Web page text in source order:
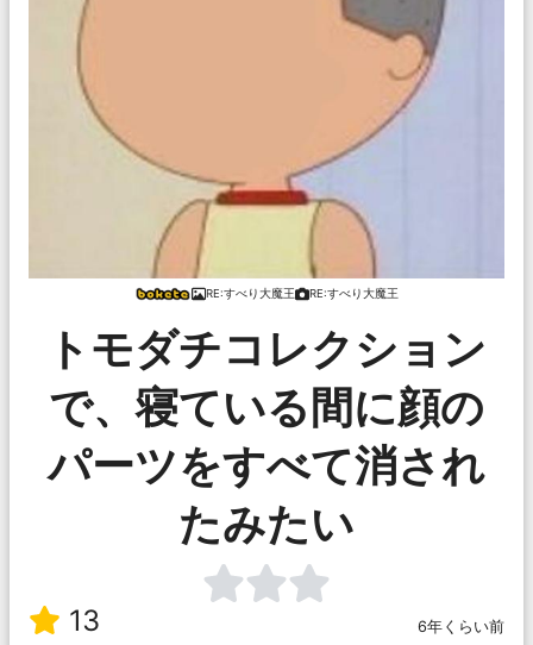
RE:すべり大魔王 RE:すべり大魔王
トモダチコレクション
で、寝ている間に顔の
パーツをすべて消され
たみたい
13
6年くらい前